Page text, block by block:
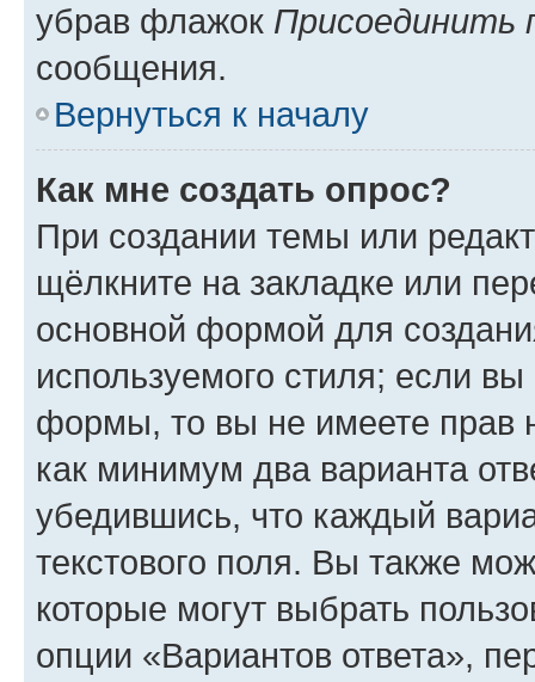
убрав флажок Присоединить
сообщения.
Вернуться к началу
Как мне создать опрос?
При создании темы или
щёлкните на закладке или
основной формой для
используемого стиля; если
формы, то вы не имеете прав
как минимум два варианта
убедившись, что каждый
текстового поля. Вы также
которые могут выбрать
опции «Вариантов ответа»,